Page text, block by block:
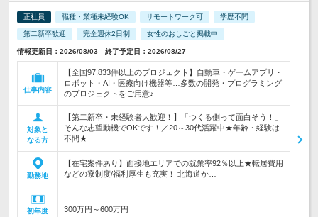
正社員 職種・業種未経験OK リモートワーク可 学歴不問
第二新卒歓迎 完全週休2日制 女性のおしごと掲載中
情報更新日：2026/08/03 終了予定日：2026/08/27
仕事内容
【全国97,833件以上のプロジェクト】自動車・ゲームアプリ・
ロボット・AI・医療向け機器等…多数の開発・プログラミング
のプロジェクトをご用意♪
対象と
なる方
【第二新卒・未経験者大歓迎！】「つくる側って面白そう！」
そんな志望動機でOKです！／20～30代活躍中★年齢・経験は
不問★
勤務地
【在宅案件あり】面接地エリアでの就業率92％以上★転居費用
などの寮制度/福利厚生も充実！ 北海道か…
初年度
300万円～600万円